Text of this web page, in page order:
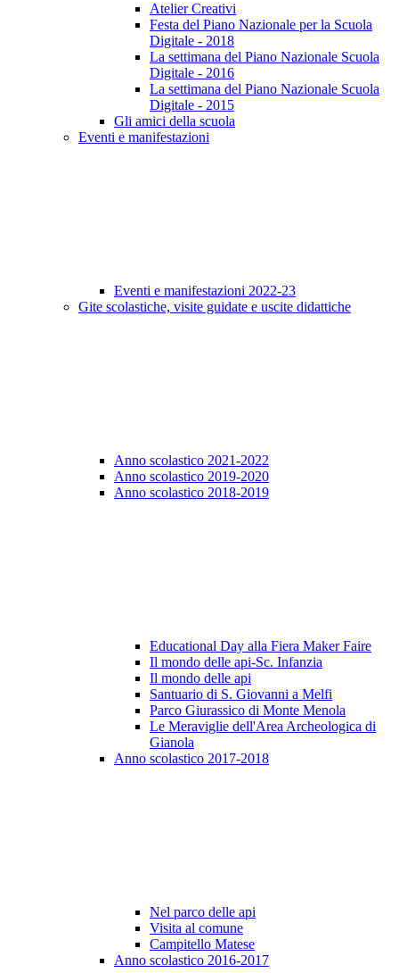
Atelier Creativi
Festa del Piano Nazionale per la Scuola
Digitale - 2018
La settimana del Piano Nazionale Scuola
Digitale - 2016
La settimana del Piano Nazionale Scuola
Digitale - 2015
Gli amici della scuola
Eventi e manifestazioni
Eventi e manifestazioni 2022-23
Gite scolastiche, visite guidate e uscite didattiche
Anno scolastico 2021-2022
Anno scolastico 2019-2020
Anno scolastico 2018-2019
Educational Day alla Fiera Maker Faire
Il mondo delle api-Sc. Infanzia
Il mondo delle api
Santuario di S. Giovanni a Melfi
Parco Giurassico di Monte Menola
Le Meraviglie dell'Area Archeologica di
Gianola
Anno scolastico 2017-2018
Nel parco delle api
Visita al comune
Campitello Matese
Anno scolastico 2016-2017